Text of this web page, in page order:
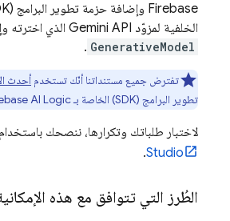
الخلفية لمزوّد Gemini API الذي اخترته
GenerativeModel
.
تفترض جميع مستنداتنا أنّك تستخدم أحدث
تطوير البرامج (SDK) الخاصة بـ
AI Logic
لاختبار طلباتك وتكرارها، ننصحك باستخدام
Studio
.
الطُرز التي تتوافق مع هذه